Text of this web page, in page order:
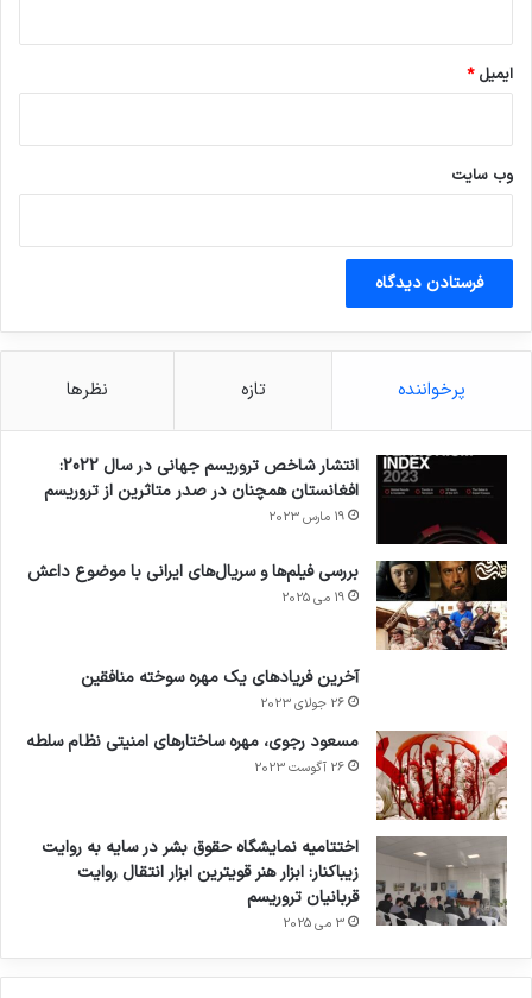
ایمیل*
وب‌ سایت
پرخواننده تازه نظرها
انتشار شاخص تروریسم جهانی در سال 2022:
افغانستان همچنان در صدر متاثرین از تروریسم
19 مارس 2023
بررسی فیلم‌ها و سریال‌های ایرانی با موضوع داعش
19 می 2025
آخرین فریادهای یک مهره سوخته منافقین
26 جولای 2023
مسعود رجوی، مهره ساختارهای امنیتی نظام سلطه
26 آگوست 2023
اختتامیه نمایشگاه حقوق بشر در سایه به روایت
زیباکنار: ابزار هنر قویترین ابزار انتقال روایت
قربانیان تروریسم
3 می 2025